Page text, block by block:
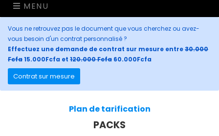
MENU
Vous ne retrouvez pas le document que vous cherchez ou avez-
vous besoin d'un contrat personnalisé ?
Effectuez une demande de contrat sur mesure entre30.000
Fcfa15.000Fcfa et 120.000 Fcfa 60.000Fcfa
Contrat sur mesure
Plan de tarification
PACKS